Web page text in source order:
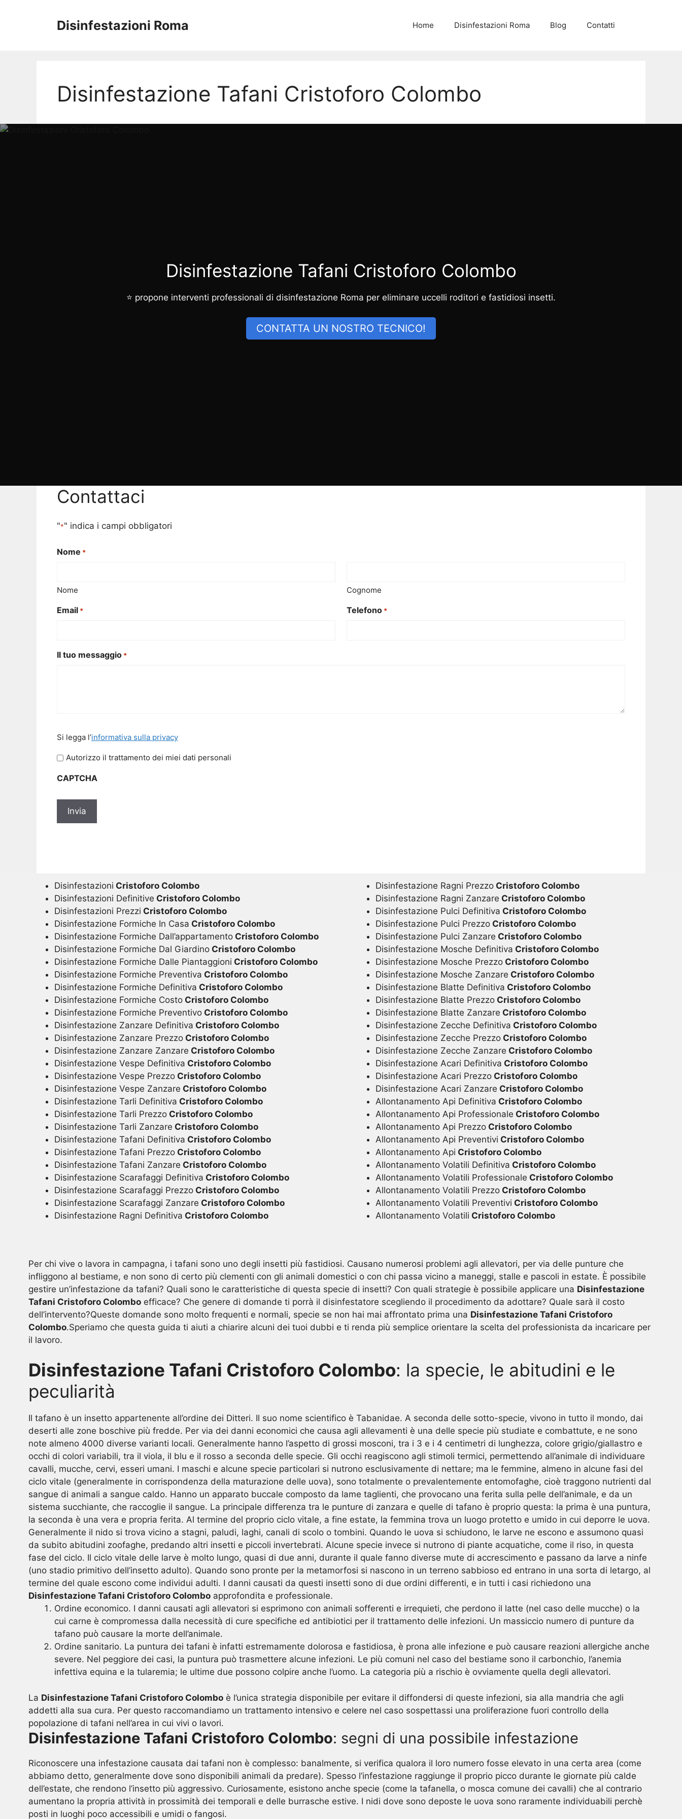
Disinfestazioni Roma Home Disinfestazioni Roma Blog Contatti
Disinfestazione Tafani Cristoforo Colombo
Disinfestazione Tafani Cristoforo Colombo
⭐ propone interventi professionali di disinfestazione Roma per eliminare uccelli roditori e fastidiosi insetti.
CONTATTA UN NOSTRO TECNICO!
Contattaci
"*" indica i campi obbligatori
Nome *
Nome Cognome
Email * Telefono *
Il tuo messaggio *
legga
l'informativa
privacy
Si legga l’informativa sulla privacy
Autorizzo il trattamento dei miei dati personali
CAPTCHA
Disinfestazioni Cristoforo Colombo
Disinfestazioni Definitive Cristoforo Colombo
Disinfestazioni Prezzi Cristoforo Colombo
Disinfestazione Formiche In Casa Cristoforo Colombo
Disinfestazione Formiche Dall’appartamento Cristoforo Colombo
Disinfestazione Formiche Dal Giardino Cristoforo Colombo
Disinfestazione Formiche Dalle Piantaggioni Cristoforo Colombo
Disinfestazione Formiche Preventiva Cristoforo Colombo
Disinfestazione Formiche Definitiva Cristoforo Colombo
Disinfestazione Formiche Costo Cristoforo Colombo
Disinfestazione Formiche Preventivo Cristoforo Colombo
Disinfestazione Zanzare Definitiva Cristoforo Colombo
Disinfestazione Zanzare Prezzo Cristoforo Colombo
Disinfestazione Zanzare Zanzare Cristoforo Colombo
Disinfestazione Vespe Definitiva Cristoforo Colombo
Disinfestazione Vespe Prezzo Cristoforo Colombo
Disinfestazione Vespe Zanzare Cristoforo Colombo
Disinfestazione Tarli Definitiva Cristoforo Colombo
Disinfestazione Tarli Prezzo Cristoforo Colombo
Disinfestazione Tarli Zanzare Cristoforo Colombo
Disinfestazione Tafani Definitiva Cristoforo Colombo
Disinfestazione Tafani Prezzo Cristoforo Colombo
Disinfestazione Tafani Zanzare Cristoforo Colombo
Disinfestazione Scarafaggi Definitiva Cristoforo Colombo
Disinfestazione Scarafaggi Prezzo Cristoforo Colombo
Disinfestazione Scarafaggi Zanzare Cristoforo Colombo
Disinfestazione Ragni Definitiva Cristoforo Colombo
Disinfestazione Ragni Prezzo Cristoforo Colombo
Disinfestazione Ragni Zanzare Cristoforo Colombo
Disinfestazione Pulci Definitiva Cristoforo Colombo
Disinfestazione Pulci Prezzo Cristoforo Colombo
Disinfestazione Pulci Zanzare Cristoforo Colombo
Disinfestazione Mosche Definitiva Cristoforo Colombo
Disinfestazione Mosche Prezzo Cristoforo Colombo
Disinfestazione Mosche Zanzare Cristoforo Colombo
Disinfestazione Blatte Definitiva Cristoforo Colombo
Disinfestazione Blatte Prezzo Cristoforo Colombo
Disinfestazione Blatte Zanzare Cristoforo Colombo
Disinfestazione Zecche Definitiva Cristoforo Colombo
Disinfestazione Zecche Prezzo Cristoforo Colombo
Disinfestazione Zecche Zanzare Cristoforo Colombo
Disinfestazione Acari Definitiva Cristoforo Colombo
Disinfestazione Acari Prezzo Cristoforo Colombo
Disinfestazione Acari Zanzare Cristoforo Colombo
Allontanamento Api Definitiva Cristoforo Colombo
Allontanamento Api Professionale Cristoforo Colombo
Allontanamento Api Prezzo Cristoforo Colombo
Allontanamento Api Preventivi Cristoforo Colombo
Allontanamento Api Cristoforo Colombo
Allontanamento Volatili Definitiva Cristoforo Colombo
Allontanamento Volatili Professionale Cristoforo Colombo
Allontanamento Volatili Prezzo Cristoforo Colombo
Allontanamento Volatili Preventivi Cristoforo Colombo
Allontanamento Volatili Cristoforo Colombo
Per chi vive o lavora in campagna, i tafani sono uno degli insetti più fastidiosi. Causano numerosi problemi agli allevatori, per via delle punture che
infliggono al bestiame, e non sono di certo più clementi con gli animali domestici o con chi passa vicino a maneggi, stalle e pascoli in estate. È possibile
gestire un’infestazione da tafani? Quali sono le caratteristiche di questa specie di insetti? Con quali strategie è possibile applicare una Disinfestazione
Tafani Cristoforo Colombo efficace? Che genere di domande ti porrà il disinfestatore scegliendo il procedimento da adottare? Quale sarà il costo
dell’intervento?Queste domande sono molto frequenti e normali, specie se non hai mai affrontato prima una Disinfestazione Tafani Cristoforo
Colombo.Speriamo che questa guida ti aiuti a chiarire alcuni dei tuoi dubbi e ti renda più semplice orientare la scelta del professionista da incaricare per
il lavoro.
Disinfestazione Tafani Cristoforo Colombo: la specie, le abitudini e le
peculiarità
Il tafano è un insetto appartenente all’ordine dei Ditteri. Il suo nome scientifico è Tabanidae. A seconda delle sotto-specie, vivono in tutto il mondo, dai
deserti alle zone boschive più fredde. Per via dei danni economici che causa agli allevamenti è una delle specie più studiate e combattute, e ne sono
note almeno 4000 diverse varianti locali. Generalmente hanno l’aspetto di grossi mosconi, tra i 3 e i 4 centimetri di lunghezza, colore grigio/giallastro e
occhi di colori variabili, tra il viola, il blu e il rosso a seconda delle specie. Gli occhi reagiscono agli stimoli termici, permettendo all’animale di individuare
cavalli, mucche, cervi, esseri umani. I maschi e alcune specie particolari si nutrono esclusivamente di nettare; ma le femmine, almeno in alcune fasi del
ciclo vitale (generalmente in corrispondenza della maturazione delle uova), sono totalmente o prevalentemente entomofaghe, cioè traggono nutrienti dal
sangue di animali a sangue caldo. Hanno un apparato buccale composto da lame taglienti, che provocano una ferita sulla pelle dell’animale, e da un
sistema succhiante, che raccoglie il sangue. La principale differenza tra le punture di zanzara e quelle di tafano è proprio questa: la prima è una puntura,
la seconda è una vera e propria ferita. Al termine del proprio ciclo vitale, a fine estate, la femmina trova un luogo protetto e umido in cui deporre le uova.
Generalmente il nido si trova vicino a stagni, paludi, laghi, canali di scolo o tombini. Quando le uova si schiudono, le larve ne escono e assumono quasi
da subito abitudini zoofaghe, predando altri insetti e piccoli invertebrati. Alcune specie invece si nutrono di piante acquatiche, come il riso, in questa
fase del ciclo. Il ciclo vitale delle larve è molto lungo, quasi di due anni, durante il quale fanno diverse mute di accrescimento e passano da larve a ninfe
(uno stadio primitivo dell’insetto adulto). Quando sono pronte per la metamorfosi si nascono in un terreno sabbioso ed entrano in una sorta di letargo, al
termine del quale escono come individui adulti. I danni causati da questi insetti sono di due ordini differenti, e in tutti i casi richiedono una
Disinfestazione Tafani Cristoforo Colombo approfondita e professionale.
Ordine economico. I danni causati agli allevatori si esprimono con animali sofferenti e irrequieti, che perdono il latte (nel caso delle mucche) o la
cui carne è compromessa dalla necessità di cure specifiche ed antibiotici per il trattamento delle infezioni. Un massiccio numero di punture da
tafano può causare la morte dell’animale.
Ordine sanitario. La puntura dei tafani è infatti estremamente dolorosa e fastidiosa, è prona alle infezione e può causare reazioni allergiche anche
severe. Nel peggiore dei casi, la puntura può trasmettere alcune infezioni. Le più comuni nel caso del bestiame sono il carbonchio, l’anemia
infettiva equina e la tularemia; le ultime due possono colpire anche l’uomo. La categoria più a rischio è ovviamente quella degli allevatori.
La Disinfestazione Tafani Cristoforo Colombo è l’unica strategia disponibile per evitare il diffondersi di queste infezioni, sia alla mandria che agli
addetti alla sua cura. Per questo raccomandiamo un trattamento intensivo e celere nel caso sospettassi una proliferazione fuori controllo della
popolazione di tafani nell’area in cui vivi o lavori.
Disinfestazione Tafani Cristoforo Colombo: segni di una possibile infestazione
Riconoscere una infestazione causata dai tafani non è complesso: banalmente, si verifica qualora il loro numero fosse elevato in una certa area (come
abbiamo detto, generalmente dove sono disponibili animali da predare). Spesso l’infestazione raggiunge il proprio picco durante le giornate più calde
dell’estate, che rendono l’insetto più aggressivo. Curiosamente, esistono anche specie (come la tafanella, o mosca comune dei cavalli) che al contrario
aumentano la propria attività in prossimità dei temporali e delle burrasche estive. I nidi dove sono deposte le uova sono raramente individuabili perchè
posti in luoghi poco accessibili e umidi o fangosi.